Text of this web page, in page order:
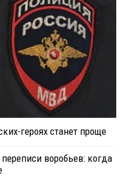
героях станет проще
воробьев: когда